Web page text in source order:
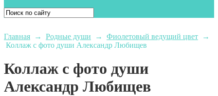
Главная → Родные души → Фиолетовый ведущий цвет →
Коллаж с фото души Александр Любищев
Коллаж с фото души
Александр Любищев